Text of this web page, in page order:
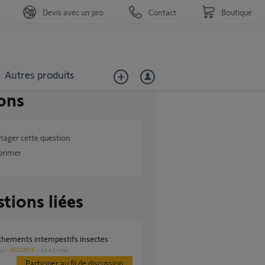
Autres produits
Devis avec un pro Contact Boutique
cette question
liées
intempestifs insectes
SÉCURITÉ il y a 2 mois
Participer au fil de discussion